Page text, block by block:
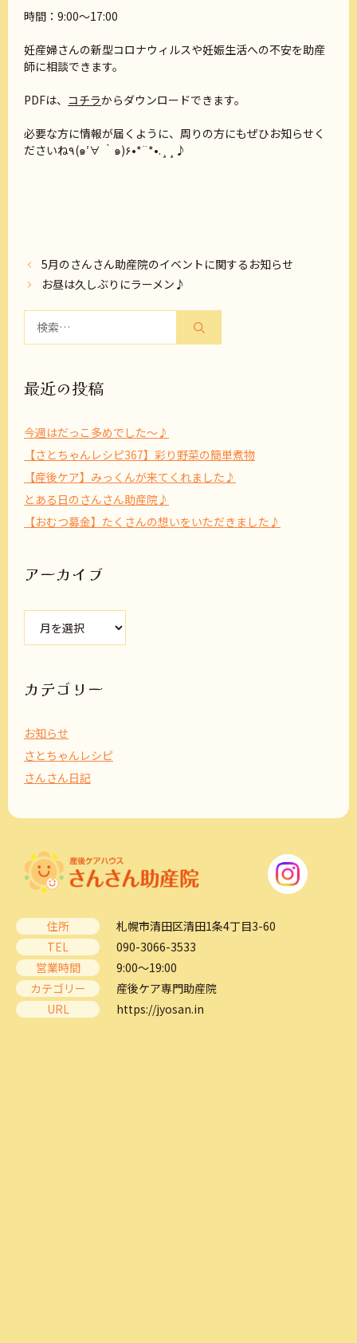
時間：9:00～17:00
妊産婦さんの新型コロナウィルスや妊娠生活への不安を助産
師に相談できます。
PDFは、 コチラからダウンロードできます。
必要な方に情報が届くように、周りの方にもぜひお知らせく
ださいね٩(๑′∀ ‵๑)۶•*¨*•.¸¸♪
5月のさんさん助産院のイベントに関するお知らせ
お昼は久しぶりにラーメン♪
最近の投稿
今週はだっこ多めでした～♪
【さとちゃんレシピ367】彩り野菜の簡単煮物
【産後ケア】みっくんが来てくれました♪
とある日のさんさん助産院♪
【おむつ募金】たくさんの想いをいただきました♪
アーカイブ
ブ
カテゴリー
お知らせ
さとちゃんレシピ
さんさん日記
住所
札幌市清田区清田1条4丁目3-60
TEL
090-3066-3533
営業時間
9:00～19:00
カテゴリー
産後ケア専門助産院
URL
https://jyosan.in